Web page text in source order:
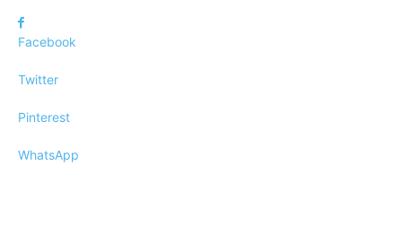
Facebook
Twitter
Pinterest
WhatsApp